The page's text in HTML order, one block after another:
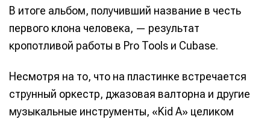
В итоге альбом, получивший название в честь
первого клона человека, — результат
кропотливой работы в Pro Tools и Cubase.
Несмотря на то, что на пластинке встречается
струнный оркестр, джазовая валторна и другие
музыкальные инструменты, «Kid A» целиком